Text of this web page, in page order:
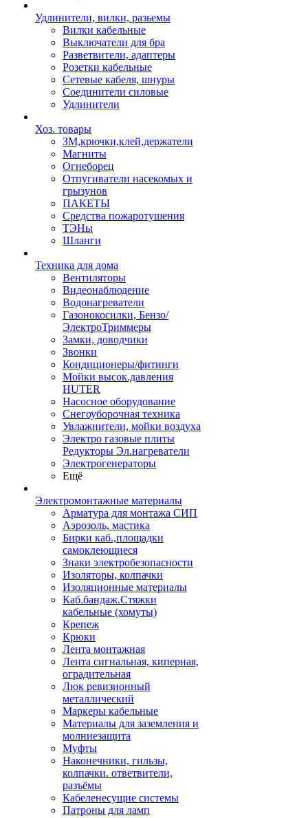
Удлинители, вилки, разьемы
Вилки кабельные
Выключатели для бра
Разветвители, адаптеры
Розетки кабельные
Сетевые кабеля, шнуры
Соединители силовые
Удлинители
Хоз. товары
ЗМ,крючки,клей,держатели
Магниты
Огнеборец
Отпугиватели насекомых и
грызунов
ПАКЕТЫ
Средства пожаротушения
ТЭНы
Шланги
Техника для дома
Вентиляторы
Видеонаблюдение
Водонагреватели
Газонокосилки, Бензо/
ЭлектроТриммеры
Замки, доводчики
Звонки
Кондиционеры/фитинги
Мойки высок.давления
HUTER
Насосное оборудование
Снегоуборочная техника
Увлажнители, мойки воздуха
Электро газовые плиты
Редукторы Эл.нагреватели
Электрогенераторы
Ещё
Электромонтажные материалы
Арматура для монтажа СИП
Аэрозоль, мастика
Бирки каб.,площадки
самоклеющиеся
Знаки электробезопасности
Изоляторы, колпачки
Изоляционные материалы
Каб.бандаж.Стяжки
кабельные (хомуты)
Крепеж
Крюки
Лента монтажная
Лента сигнальная, киперная,
оградительная
Люк ревизионный
металлический
Маркеры кабельные
Материалы для заземления и
молниезащита
Муфты
Наконечники, гильзы,
колпачки. ответвители,
разъёмы
Кабеленесущие системы
Патроны для ламп